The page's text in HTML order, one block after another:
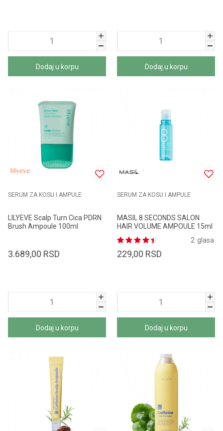
Dodaj u korpu Dodaj u korpu
SERUM ZA KOSU I AMPULE
LILYEVE Scalp Turn Cica PDRN
Brush Ampoule 100ml
3.689,00 RSD
Dodaj u korpu
SERUM ZA KOSU I AMPULE
MASIL 8 SECONDS SALON
HAIR VOLUME AMPOULE 15ml
glasa
2
229,00 RSD
Dodaj u korpu